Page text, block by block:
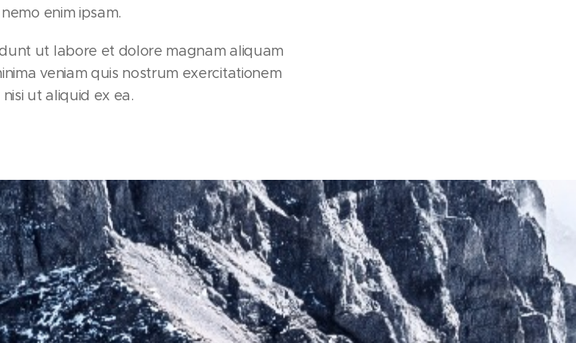
enim ipsam.
ut labore et dolore magnam aliquam
veniam quis nostrum exercitationem
ut aliquid ex ea.